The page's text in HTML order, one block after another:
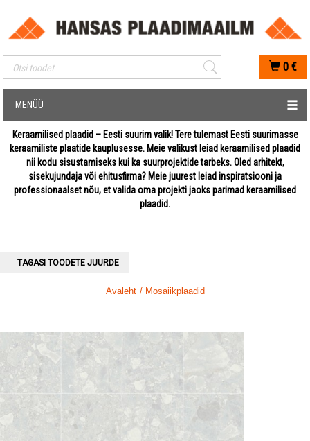
Mobiilis otsimise sisestus
0 €
MENÜÜ
Keraamilised plaadid – Eesti suurim valik! Tere tulemast Eesti suurimasse
keraamiliste plaatide kauplusesse. Meie valikust leiad keraamilised plaadid
nii kodu sisustamiseks kui ka suurprojektide tarbeks. Oled arhitekt,
sisekujundaja või ehitusfirma? Meie juurest leiad inspiratsiooni ja
professionaalset nõu, et valida oma projekti jaoks parimad keraamilised
plaadid.
TAGASI TOODETE JUURDE
Avaleht / Mosaiikplaadid